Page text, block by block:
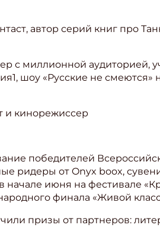
автор серий книг про
с миллионной аудиторией,
шоу «Русские не
и кинорежиссер
победителей
ридеры от Onyx boox,
начале июня на фестивале
финала «Живой
призы от партнеров: